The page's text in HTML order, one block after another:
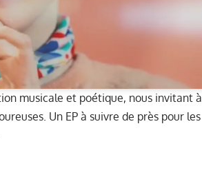
musicale et poétique, nous invitant à
Un EP à suivre de près pour les